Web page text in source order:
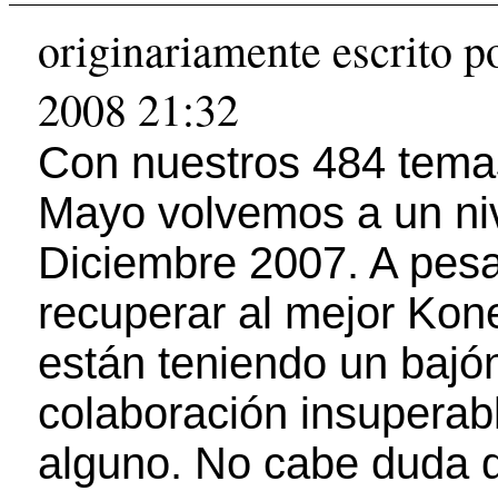
originariamente escrito
2008 21:32
Con nuestros 484
Mayo volvemos a un
Diciembre 2007. A
recuperar al mejor
están teniendo un
colaboración
alguno. No cabe duda